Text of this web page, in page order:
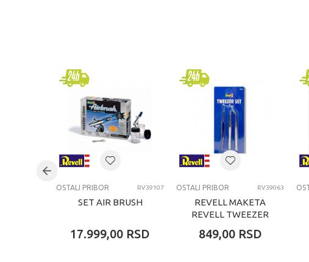
Brend
Pol
Uzrast
Kategorija
OSTALI PRIBOR RV39107
SET AIR BRUSH
17.999,00 RSD
OSTALI PRIBOR RV39063
REVELL MAKETA
REVELL TWEEZER
STRAIGHT/CURVED/SELF-
849,00 RSD